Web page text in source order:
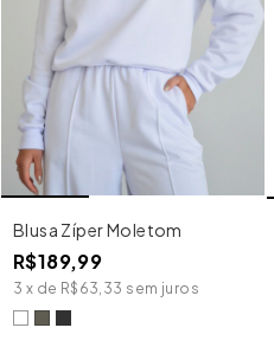
Blusa Zíper Moletom
R$189,99
3 x de R$63,33 sem juros